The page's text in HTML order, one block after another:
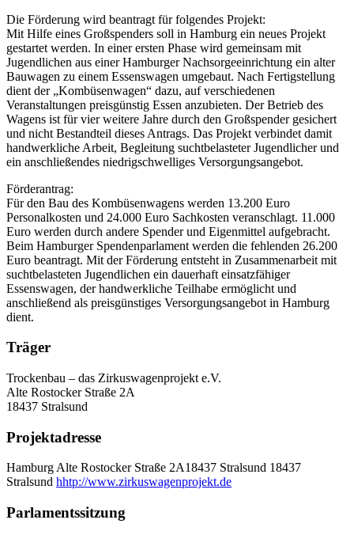
Die Förderung wird beantragt für folgendes Projekt:
Mit Hilfe eines Großspenders soll in Hamburg ein neues Projekt
gestartet werden. In einer ersten Phase wird gemeinsam mit
Jugendlichen aus einer Hamburger Nachsorgeeinrichtung ein alter
Bauwagen zu einem Essenswagen umgebaut. Nach Fertigstellung
dient der „Kombüsenwagen“ dazu, auf verschiedenen
Veranstaltungen preisgünstig Essen anzubieten. Der Betrieb des
Wagens ist für vier weitere Jahre durch den Großspender gesichert
und nicht Bestandteil dieses Antrags. Das Projekt verbindet damit
handwerkliche Arbeit, Begleitung suchtbelasteter Jugendlicher und
ein anschließendes niedrigschwelliges Versorgungsangebot.
Förderantrag:
Für den Bau des Kombüsenwagens werden 13.200 Euro
Personalkosten und 24.000 Euro Sachkosten veranschlagt. 11.000
Euro werden durch andere Spender und Eigenmittel aufgebracht.
Beim Hamburger Spendenparlament werden die fehlenden 26.200
Euro beantragt. Mit der Förderung entsteht in Zusammenarbeit mit
suchtbelasteten Jugendlichen ein dauerhaft einsatzfähiger
Essenswagen, der handwerkliche Teilhabe ermöglicht und
anschließend als preisgünstiges Versorgungsangebot in Hamburg
dient.
Träger
Trockenbau – das Zirkuswagenprojekt e.V.
Alte Rostocker Straße 2A
18437 Stralsund
Projektadresse
HamburgAlte Rostocker Straße 2A18437 Stralsund 18437
Stralsund hhtp://www.zirkuswagenprojekt.de
Parlamentssitzung